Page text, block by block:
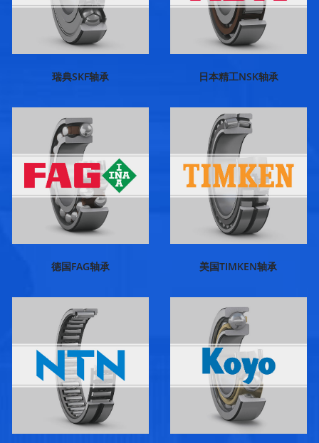
瑞典SKF轴承 日本精工NSK轴承
德国FAG轴承 美国TIMKEN轴承